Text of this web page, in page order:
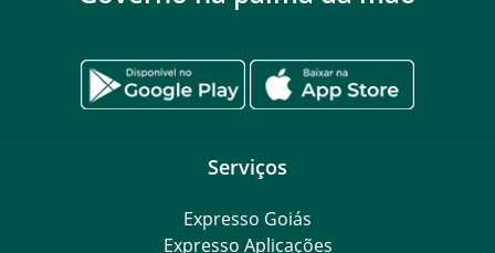
Serviços
Expresso Goiás
Expresso Aplicações